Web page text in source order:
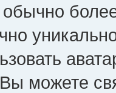
можете